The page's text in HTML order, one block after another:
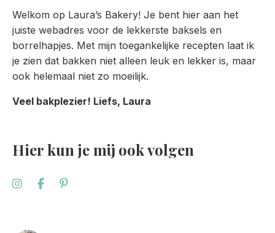
Welkom op Laura’s Bakery! Je bent hier aan het
juiste webadres voor de lekkerste baksels en
borrelhapjes. Met mijn toegankelijke recepten laat ik
je zien dat bakken niet alleen leuk en lekker is, maar
ook helemaal niet zo moeilijk.
Veel bakplezier! Liefs, Laura
Hier kun je mij ook volgen